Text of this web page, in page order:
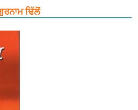
ਢਿੱਲੋਂ